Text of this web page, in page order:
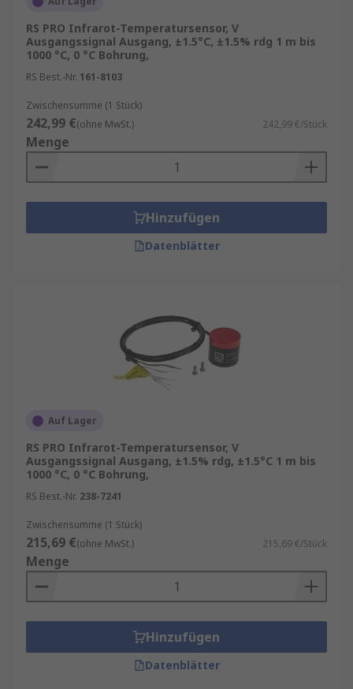
kann. Der Sensor gleicht Schwankungen der
Umgebungstemperatur aus, um einen genauen
Temperaturmesswert zu erhalten.
Messen verschiedener
Oberflächenmaterialien
Da unterschiedliche Temperaturbereiche,
Sensortypen und -Ausgänge zur Verfügung
stehen, ist es wichtig, den für Ihre Anwendung
geeigneten Infrarot-Temperatursensor zu
wählen. Lackierte Oberflächen, Papier, dicke
Kunststoffe, Nahrungsmittel, Wasser, Asphalt,
Emissionsfaktor leicht gemessen werden.
Sensoren mit einstellbarem Emissionsfaktor
ermöglichen eine Feinabstimmung der
Messgenauigkeit für den Einsatz auf teilweise
Vorteile von IR-Temperatursensoren
IR-Sensoren verschleißen nicht. Kein
Kontakt bedeutet keine Reibung.
Verschleiß und haben daher eine längere
Lebensdauer.
IR-Sensoren lesen bewegte Objekte.
Kontaktbasierte Temperatursensoren
gut. Infrarot-Temperatursensoren sind
ideal für die Temperaturmessung von
Reifen, Bresen und ähnlichen Geräten
RS PRO Infrarot-Temperatursensor, V
Ausgangssignal Ausgang, ±1.5°C, ±1.5% rdg 1 m bis
1000 °C, 0 °C Bohrung,
RS Best.-Nr. 161-8103
Zwischensumme (1 Stück)
242,99 €(ohne MwSt.) 242,99 €/Stück
Menge
Hinzufügen
Datenblätter
Auf Lager
RS PRO Infrarot-Temperatursensor, V
Ausgangssignal Ausgang, ±1.5% rdg, ±1.5°C 1 m bis
1000 °C, 0 °C Bohrung,
RS Best.-Nr. 238-7241
Zwischensumme (1 Stück)
215,69 €(ohne MwSt.) 215,69 €/Stück
Menge
Hinzufügen
Datenblätter